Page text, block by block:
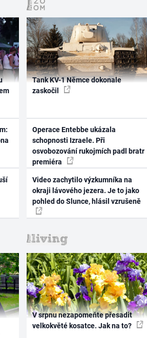
Tank KV-1 Němce dokonale
zaskočil
Operace Entebbe ukázala
schopnosti Izraele. Při
osvobozování rukojmích padl bratr
premiéra
Video zachytilo výzkumníka na
okraji lávového jezera. Je to jako
pohled do Slunce, hlásil vzrušeně
V srpnu nezapomeňte přesadit
velkokvěté kosatce. Jak na to?